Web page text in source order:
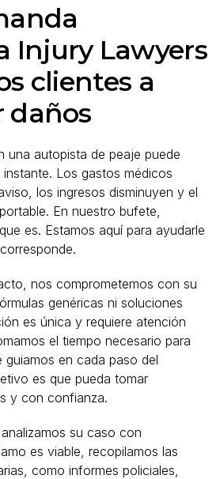
Injury Lawyers
clientes a
daños
una autopista de peaje puede
Los gastos médicos
los ingresos disminuyen y el
En nuestro bufete,
es. Estamos aquí para ayudarle
nos comprometemos con su
genéricas ni soluciones
es única y requiere atención
el tiempo necesario para
en cada paso del
es que pueda tomar
y con confianza.
su caso con
es viable, recopilamos las
como informes policiales,